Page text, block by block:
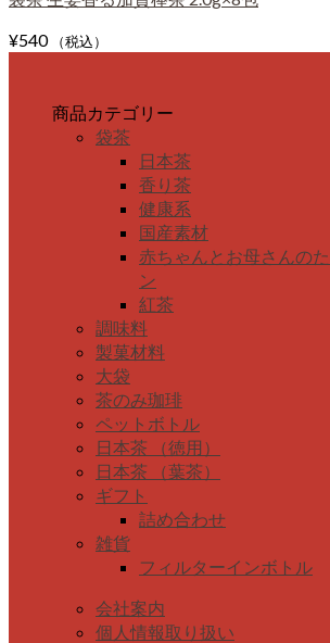
¥540 （税込）
商品カテゴリー
袋茶
日本茶
香り茶
健康系
国産素材
赤ちゃんとお母さんの
ン
紅茶
調味料
製菓材料
大袋
茶のみ珈琲
ペットボトル
日本茶 （徳用）
日本茶 （葉茶）
ギフト
詰め合わせ
雑貨
フィルターインボトル
会社案内
個人情報取り扱い